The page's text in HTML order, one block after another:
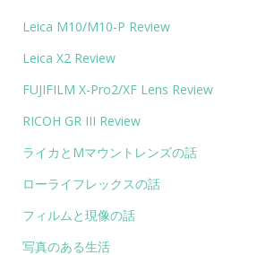
Leica M10/M10-P Review
Leica X2 Review
FUJIFILM X-Pro2/XF Lens Review
RICOH GR III Review
ライカとMマウントレンズの話
ローライフレックスの話
フィルムと現像の話
写真のある生活